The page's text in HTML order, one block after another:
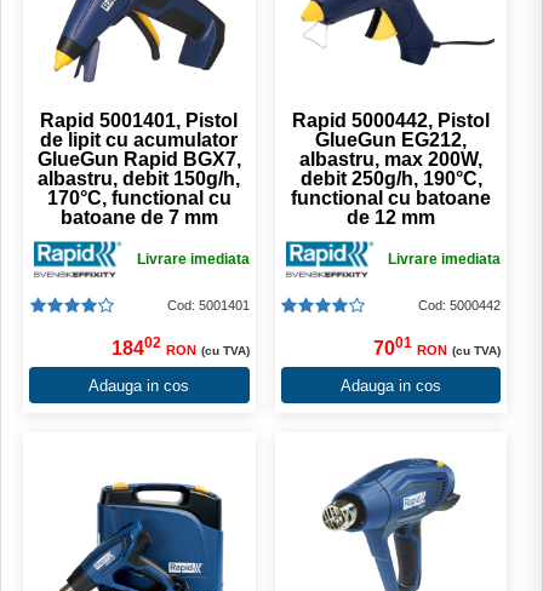
Rapid 5001401, Pistol
de lipit cu acumulator
GlueGun Rapid BGX7,
albastru, debit 150g/h,
170°C, functional cu
batoane de 7 mm
Livrare imediata
Cod: 5001401
18402 RON (cu TVA)
Adauga in cos
Rapid 5000442, Pistol
GlueGun EG212,
albastru, max 200W,
debit 250g/h, 190°C,
functional cu batoane
de 12 mm
Livrare imediata
Cod: 5000442
7001 RON (cu TVA)
Adauga in cos